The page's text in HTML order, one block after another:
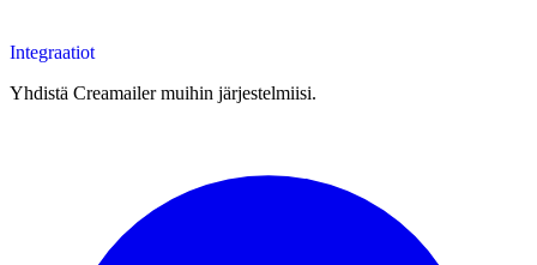
Integraatiot
Yhdistä Creamailer muihin järjestelmiisi.